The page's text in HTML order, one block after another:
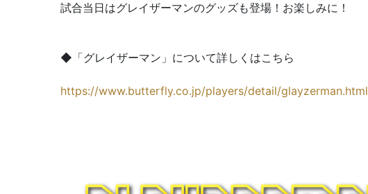
試合当日はグレイザーマンのグッズも登場！お楽しみに！
◆「グレイザーマン」について詳しくはこちら
https://www.butterfly.co.jp/players/detail/glayzerman.html